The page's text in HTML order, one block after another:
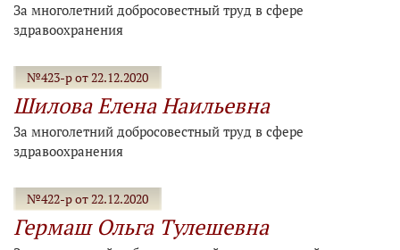
За многолетний добросовестный труд в сфере
здравоохранения
№423-р от 22.12.2020
Шилова Елена Наильевна
За многолетний добросовестный труд в сфере
здравоохранения
№422-р от 22.12.2020
Гермаш Ольга Тулешевна